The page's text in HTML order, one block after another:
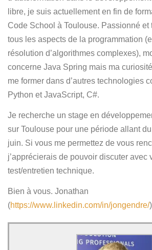
日本語
Español
libre, je suis actuellement en fin de
Code School à Toulouse. Passionné et
tous les aspects de la programmation
résolution d’algorithmes complexes),
concerne Java Spring mais ma curiosité
me former dans d’autres technologies
Python et JavaScript, C#.
Je recherche un stage en
sur Toulouse pour une période allant du
juin. Si vous me permettez de vous
j’apprécierais de pouvoir discuter avec
test/entretien technique.
Bien à vous. Jonathan
(https://www.linkedin.com/in/jongendre/)